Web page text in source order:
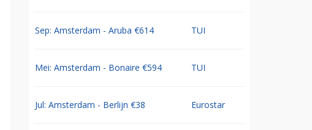
Sep: Amsterdam - Aruba €614 TUI
Mei: Amsterdam - Bonaire €594 TUI
Jul: Amsterdam - Berlijn €38 Eurostar